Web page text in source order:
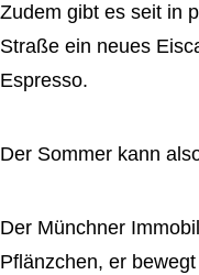
Zudem gibt es seit in
Straße ein neues
Espresso.
Der Sommer kann
Der Münchner
Pflänzchen, er